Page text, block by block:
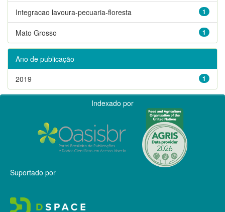
1
Integracao lavoura-pecuaria-floresta
1
Mato Grosso
Ano de publicação
1
2019
Indexado por
Suportado por